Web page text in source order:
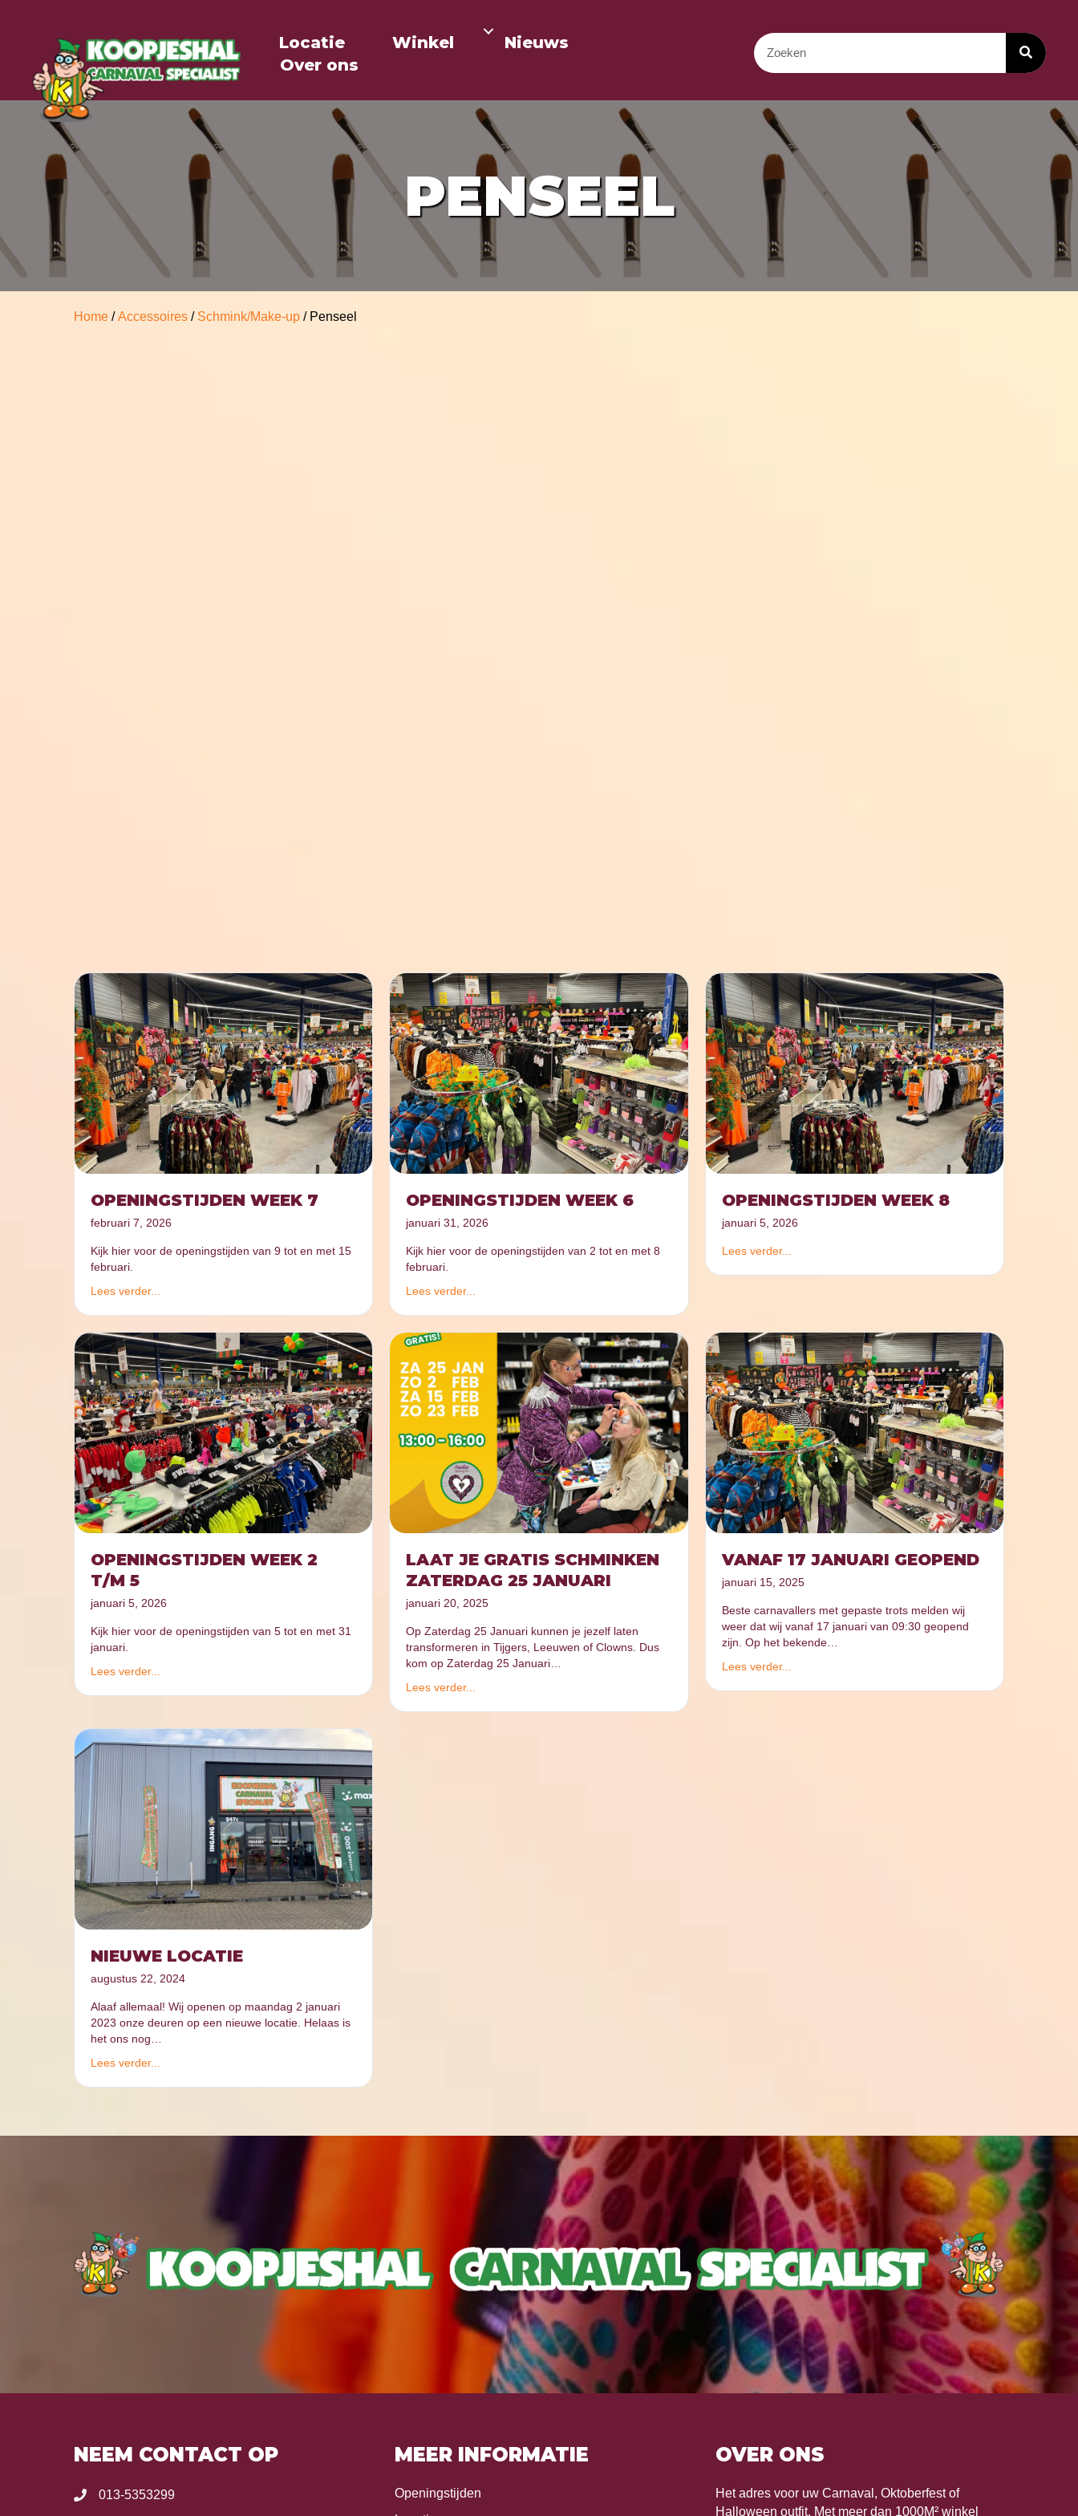
Locatie Winkel
Nieuws
Over ons
PENSEEL
Home /Accessoires / Schmink/Make-up / Penseel
OPENINGSTIJDEN WEEK 7
februari 7, 2026
Kijk hier voor de openingstijden van 9 tot en met 15
februari.
Lees verder...
OPENINGSTIJDEN WEEK 6
januari 31, 2026
Kijk hier voor de openingstijden van 2 tot en met 8
februari.
Lees verder...
OPENINGSTIJDEN WEEK 8
januari 5, 2026
Lees verder...
OPENINGSTIJDEN WEEK 2
T/M 5
januari 5, 2026
Kijk hier voor de openingstijden van 5 tot en met 31
januari.
Lees verder...
LAAT JE GRATIS SCHMINKEN
ZATERDAG 25 JANUARI
januari 20, 2025
Op Zaterdag 25 Januari kunnen je jezelf laten
transformeren in Tijgers, Leeuwen of Clowns. Dus
kom op Zaterdag 25 Januari…
Lees verder...
VANAF 17 JANUARI GEOPEND
januari 15, 2025
Beste carnavallers met gepaste trots melden wij
weer dat wij vanaf 17 januari van 09:30 geopend
zijn. Op het bekende…
Lees verder...
NIEUWE LOCATIE
augustus 22, 2024
Alaaf allemaal! Wij openen op maandag 2 januari
2023 onze deuren op een nieuwe locatie. Helaas is
het ons nog…
Lees verder...
NEEM CONTACT OP
013-5353299
MEER INFORMATIE
Openingstijden
OVER ONS
Het adres voor uw Carnaval, Oktoberfest of
Halloween outfit. Met meer dan 1000M² winkel